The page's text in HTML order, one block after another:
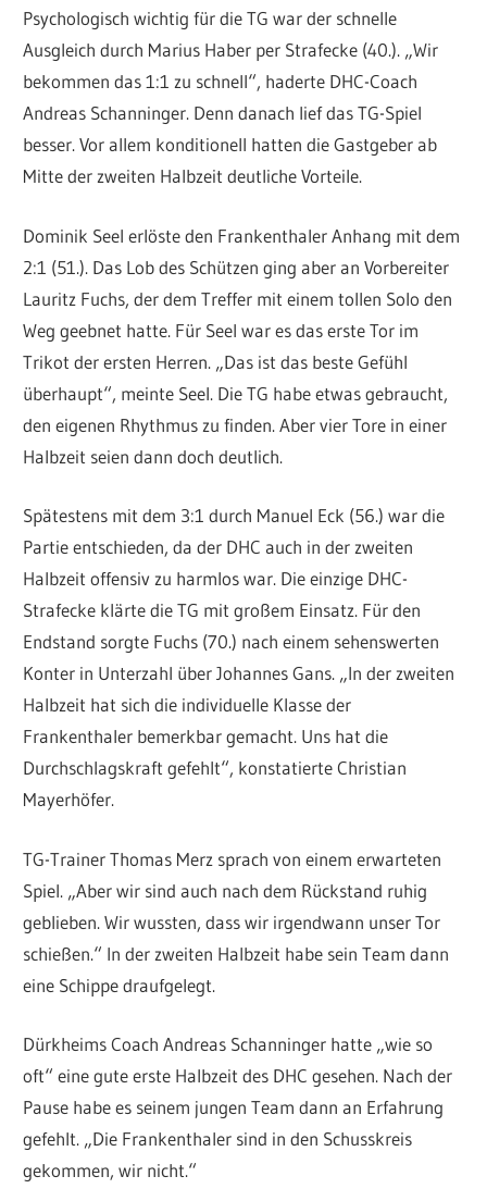
Psychologisch wichtig für die TG war der schnelle
Ausgleich durch Marius Haber per Strafecke (40.). „Wir
bekommen das 1:1 zu schnell“, haderte DHC-Coach
Andreas Schanninger. Denn danach lief das TG-Spiel
besser. Vor allem konditionell hatten die Gastgeber ab
Mitte der zweiten Halbzeit deutliche Vorteile.
Dominik Seel erlöste den Frankenthaler Anhang mit dem
2:1 (51.). Das Lob des Schützen ging aber an Vorbereiter
Lauritz Fuchs, der dem Treffer mit einem tollen Solo den
Weg geebnet hatte. Für Seel war es das erste Tor im
Trikot der ersten Herren. „Das ist das beste Gefühl
überhaupt“, meinte Seel. Die TG habe etwas gebraucht,
den eigenen Rhythmus zu finden. Aber vier Tore in einer
Halbzeit seien dann doch deutlich.
Spätestens mit dem 3:1 durch Manuel Eck (56.) war die
Partie entschieden, da der DHC auch in der zweiten
Halbzeit offensiv zu harmlos war. Die einzige DHC-
Strafecke klärte die TG mit großem Einsatz. Für den
Endstand sorgte Fuchs (70.) nach einem sehenswerten
Konter in Unterzahl über Johannes Gans. „In der zweiten
Halbzeit hat sich die individuelle Klasse der
Frankenthaler bemerkbar gemacht. Uns hat die
Durchschlagskraft gefehlt“, konstatierte Christian
Mayerhöfer.
TG-Trainer Thomas Merz sprach von einem erwarteten
Spiel. „Aber wir sind auch nach dem Rückstand ruhig
geblieben. Wir wussten, dass wir irgendwann unser Tor
schießen.“ In der zweiten Halbzeit habe sein Team dann
eine Schippe draufgelegt.
Dürkheims Coach Andreas Schanninger hatte „wie so
oft“ eine gute erste Halbzeit des DHC gesehen. Nach der
Pause habe es seinem jungen Team dann an Erfahrung
gefehlt. „Die Frankenthaler sind in den Schusskreis
gekommen, wir nicht.“